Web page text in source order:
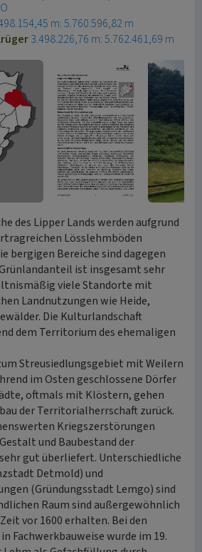
m: 5.760.596,82 m
3.498.226,76 m: 5.762.461,69 m
des Lipper Lands werden aufgrund
Lösslehmböden
bergigen Bereiche sind dagegen
ist insgesamt sehr
viele Standorte mit
Landnutzungen wie Heide,
Die Kulturlandschaft
dem Territorium des ehemaligen
Streusiedlungsgebiet mit Weilern
im Osten geschlossene Dörfer
oftmals mit Klöstern, gehen
der Territorialherrschaft zurück.
Kriegszerstörungen
und Baubestand der
gut überliefert. Unterschiedliche
Detmold) und
(Gründungsstadt Lemgo) sind
Raum sind außergewöhnlich
vor 1600 erhalten. Bei den
Fachwerkbauweise wurde im 19.